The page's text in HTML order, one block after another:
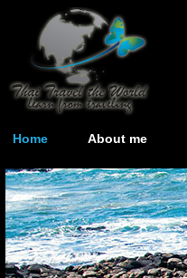
Home About me